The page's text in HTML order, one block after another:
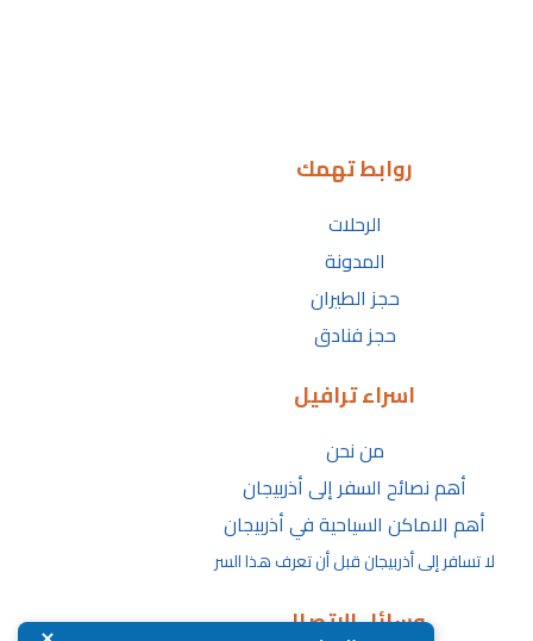
روابط تهمك
الرحلات
المدونة
حجز الطيران
حجز فنادق
اسراء ترافيل
من نحن
أهم نصائح السفر إلى أذربيجان
أهم الاماكن السياحية في أذربيجان
لا تسافر إلى أذربيجان قبل أن تعرف هذا السر
وسائل الاتصال